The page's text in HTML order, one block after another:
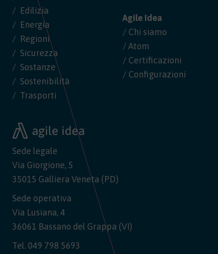
Edilizia
Energia
Regioni
Sicurezza
Sostanze
Sostenibilità
Trasporti
Agile Idea
/ Chi siamo
/ Atom
/ Certificazioni
/ Configurazioni
Sede legale
Via Giorgione, 5
35015 Galliera Veneta (PD)
Sede operativa
Via Lusiana, 4
36061 Bassano del Grappa (VI)
Tel. 049 798 5693